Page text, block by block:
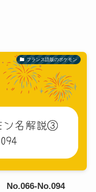
フランス語版のポケモン
No.066-No.094